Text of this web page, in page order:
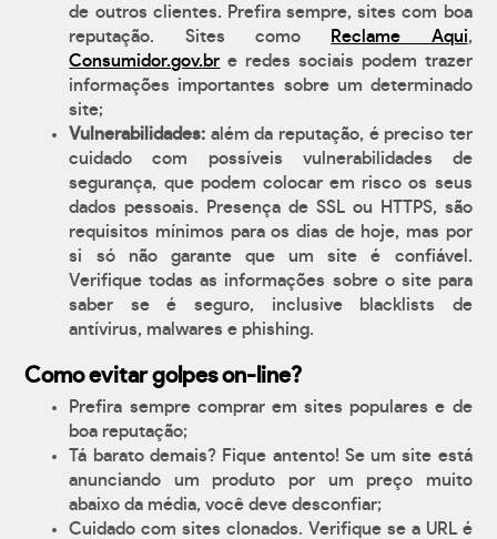
de outros clientes. Prefira sempre, sites com boa
reputação. Sites como
Reclame Aqui,
Consumidor.gov.br e redes sociais podem trazer
informações importantes sobre um determinado
site;
Vulnerabilidades: além da reputação, é preciso ter
cuidado com possíveis vulnerabilidades de
segurança, que podem colocar em risco os seus
dados pessoais. Presença de SSL ou HTTPS, são
requisitos mínimos para os dias de hoje, mas por
si só não garante que um site é confiável.
Verifique todas as informações sobre o site para
saber se é seguro, inclusive blacklists de
antívirus, malwares e phishing.
Como evitar golpes on-line?
Prefira sempre comprar em sites populares e de
boa reputação;
Tá barato demais? Fique antento! Se um site está
anunciando um produto por um preço muito
abaixo da média, você deve desconfiar;
Cuidado com sites clonados. Verifique se a URL é